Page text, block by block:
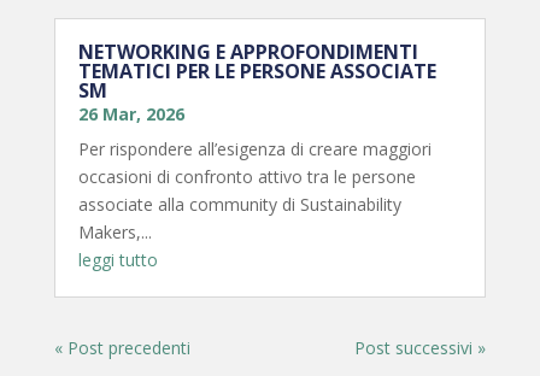
NETWORKING E APPROFONDIMENTI
TEMATICI PER LE PERSONE ASSOCIATE
SM
26 Mar, 2026
Per rispondere all’esigenza di creare maggiori
occasioni di confronto attivo tra le persone
associate alla community di Sustainability
Makers,...
leggi tutto
« Post precedenti Post successivi »